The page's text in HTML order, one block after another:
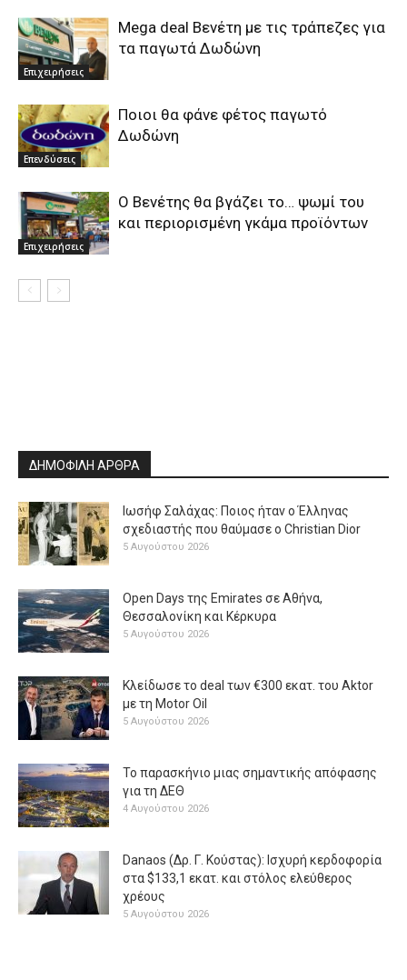
Επιχειρήσεις
Mega deal Βενέτη με τις τράπεζες για
τα παγωτά Δωδώνη
Επενδύσεις
Ποιοι θα φάνε φέτος παγωτό
Δωδώνη
Επιχειρήσεις
Ο Βενέτης θα βγάζει το… ψωμί του
και περιορισμένη γκάμα προϊόντων
ΔΗΜΟΦΙΛΗ ΑΡΘΡΑ
Ιωσήφ Σαλάχας: Ποιος ήταν ο Έλληνας
σχεδιαστής που θαύμασε ο Christian Dior
5 Αυγούστου 2026
Open Days της Emirates σε Αθήνα,
Θεσσαλονίκη και Κέρκυρα
5 Αυγούστου 2026
Κλείδωσε το deal των €300 εκατ. του Aktor
με τη Μotor Oil
5 Αυγούστου 2026
Το παρασκήνιο μιας σημαντικής απόφασης
για τη ΔΕΘ
4 Αυγούστου 2026
Danaos (Δρ. Γ. Κούστας): Ισχυρή κερδοφορία
στα $133,1 εκατ. και στόλος ελεύθερος
χρέους
5 Αυγούστου 2026